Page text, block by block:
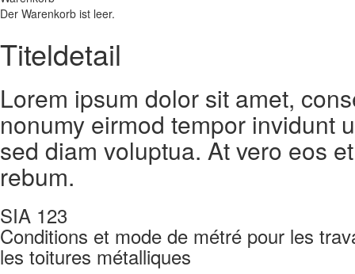
Der Warenkorb ist leer.
Titeldetail
Lorem ipsum dolor sit amet,
nonumy eirmod tempor invidunt
sed diam voluptua. At vero eos
rebum.
SIA 123
Conditions et mode de métré pour les
les toitures métalliques